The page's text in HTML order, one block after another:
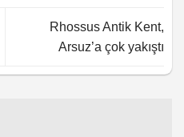
Rhossus Antik Kent,
Arsuz’a çok yakıştı